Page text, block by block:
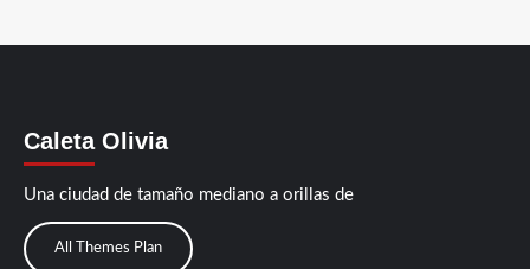
Caleta Olivia
Una ciudad de tamaño mediano a orillas de
All Themes Plan